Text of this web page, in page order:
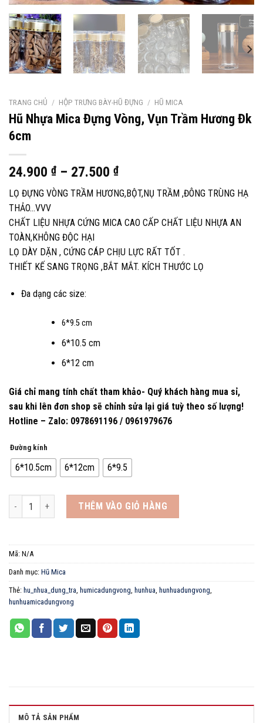
TRANG CHỦ / HỘP TRƯNG BÀY-HŨ ĐỰNG / HŨ MICA
Hũ Nhựa Mica Đựng Vòng, Vụn Trầm Hương Đk
6cm
24.900 ₫– 27.500 ₫
LỌ ĐỰNG VÒNG TRẦM HƯƠNG,BỘT,NỤ TRẦM ,ĐÔNG TRÙNG HẠ
THẢO…VVV
CHẤT LIỆU NHỰA CỨNG MICA CAO CẤP CHẤT LIỆU NHỰA AN
TOÀN,KHÔNG ĐỘC HẠI
LỌ DÀY DẶN , CỨNG CÁP CHỊU LỰC RẤT TỐT .
THIẾT KẾ SANG TRỌNG ,BẮT MẮT. KÍCH THƯỚC LỌ
Đa dạng các size:
6*9.5 cm
6*10.5 cm
6*12 cm
Giá chỉ mang tính chất tham khảo- Quý khách hàng mua sỉ,
sau khi lên đơn shop sẽ chỉnh sửa lại giá tuỳ theo số lượng!
Hotline – Zalo: 0978691196 / 0961979676
Đường kính
6*10.5cm 6*12cm 6*9.5
Hũ Nhựa Mica Đựng Vòng, Vụn Trầm Hương Đk 6cm số lượng
THÊM VÀO GIỎ HÀNG
Mã: N/A
Danh mục: Hũ Mica
Thẻ: hu_nhua_dung_tra, humicadungvong, hunhua, hunhuadungvong,
hunhuamicadungvong
MÔ TẢ SẢN PHẨM